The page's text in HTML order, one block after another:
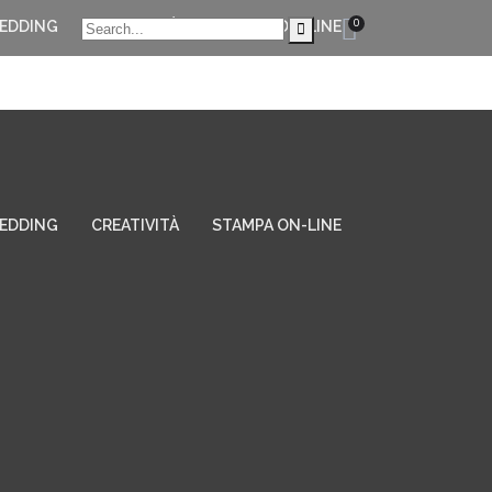
0
CREATIVITÀ STAMPA ON-LINE
CREATIVITÀ STAMPA ON-LINE